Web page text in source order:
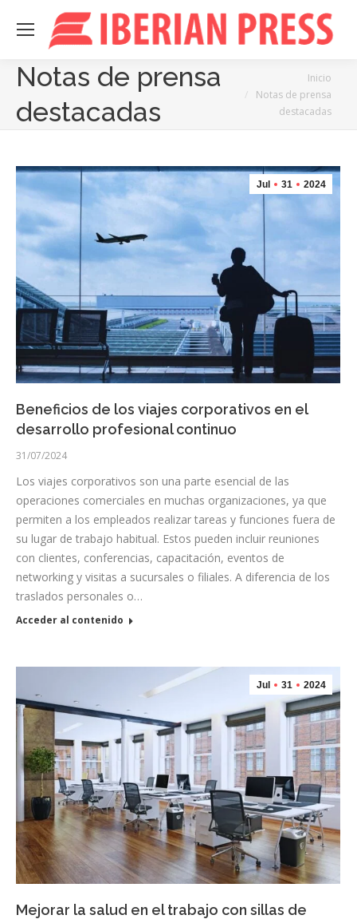
Notas de prensa
destacadas
Inicio
Notas de prensa
destacadas
Jul 31 2024
Beneficios de los viajes corporativos en el
desarrollo profesional continuo
31/07/2024
Los viajes corporativos son una parte esencial de las
operaciones comerciales en muchas organizaciones, ya que
permiten a los empleados realizar tareas y funciones fuera de
su lugar de trabajo habitual. Estos pueden incluir reuniones
con clientes, conferencias, capacitación, eventos de
networking y visitas a sucursales o filiales. A diferencia de los
traslados personales o…
Acceder al contenido
Jul 31 2024
Mejorar la salud en el trabajo con sillas de